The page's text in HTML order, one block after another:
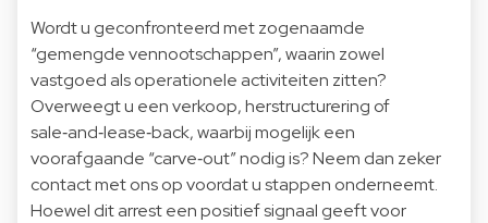
Wordt u geconfronteerd met zogenaamde
“gemengde vennootschappen”, waarin zowel
vastgoed als operationele activiteiten zitten?
Overweegt u een verkoop, herstructurering of
sale‑and‑lease‑back, waarbij mogelijk een
voorafgaande “carve‑out” nodig is? Neem dan zeker
contact met ons op voordat u stappen onderneemt.
Hoewel dit arrest een positief signaal geeft voor